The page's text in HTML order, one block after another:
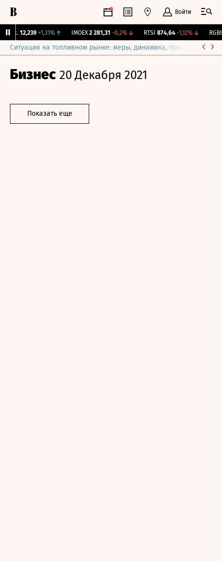
Войти
12,239 +1,31% ↑ IMOEX 2 281,31 -0,2%↓ RTSI 874,64 -1,12%↓ RGBI
Ситуация на топливном рынке: меры, динамика, прогнозы
Бизнес 20 Декабря 2021
Показать еще